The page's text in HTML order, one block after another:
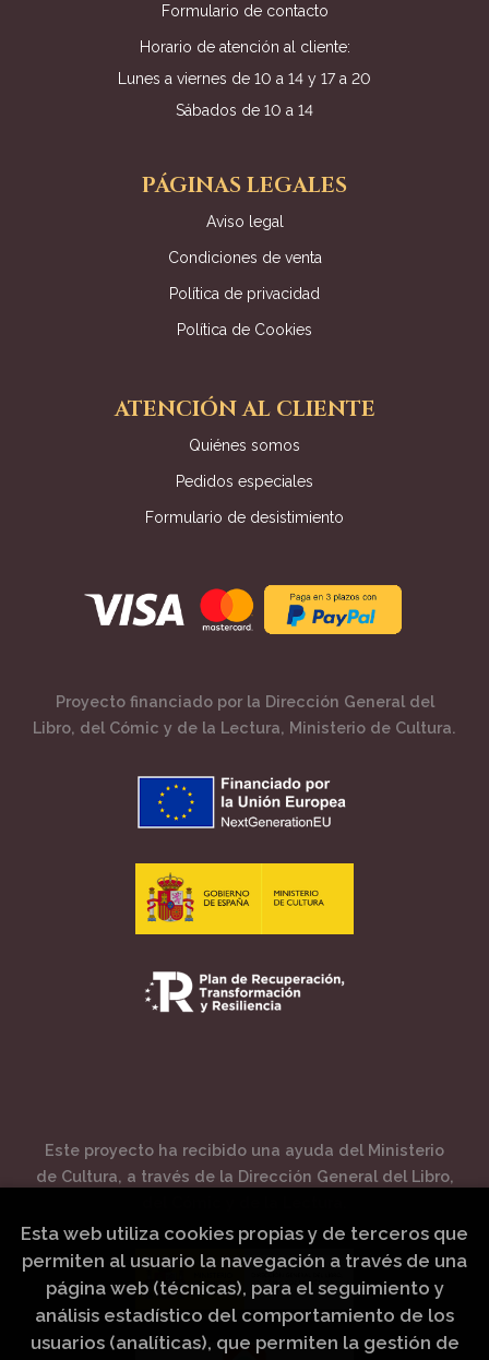
Formulario de contacto
Horario de atención al cliente:
Lunes a viernes de 10 a 14 y 17 a 20
Sábados de 10 a 14
PÁGINAS LEGALES
Aviso legal
Condiciones de venta
Política de privacidad
Política de Cookies
ATENCIÓN AL CLIENTE
Quiénes somos
Pedidos especiales
Formulario de desistimiento
Proyecto financiado por la Dirección General del
Libro, del Cómic y de la Lectura, Ministerio de Cultura.
Este proyecto ha recibido una ayuda del Ministerio
de Cultura, a través de la Dirección General del Libro,
Esta web utiliza cookies propias y de terceros que
permiten al usuario la navegación a través de una
página web (técnicas), para el seguimiento y
análisis estadístico del comportamiento de los
usuarios (analíticas), que permiten la gestión de